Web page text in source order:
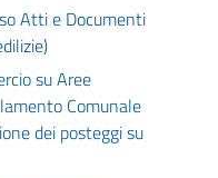
Atti e Documenti
su Aree
Comunale
dei posteggi su